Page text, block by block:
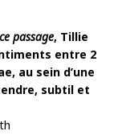
passage, Tillie
entre 2
au sein d’une
subtil et